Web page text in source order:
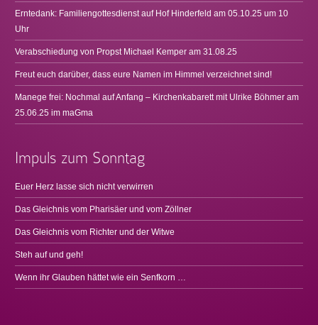
Erntedank: Familiengottesdienst auf Hof Hinderfeld am 05.10.25 um 10
Uhr
Verabschiedung von Propst Michael Kemper am 31.08.25
Freut euch darüber, dass eure Namen im Himmel verzeichnet sind!
Manege frei: Nochmal auf Anfang – Kirchenkabarett mit Ulrike Böhmer am
25.06.25 im maGma
Impuls zum Sonntag
Euer Herz lasse sich nicht verwirren
Das Gleichnis vom Pharisäer und vom Zöllner
Das Gleichnis vom Richter und der Witwe
Steh auf und geh!
Wenn ihr Glauben hättet wie ein Senfkorn …